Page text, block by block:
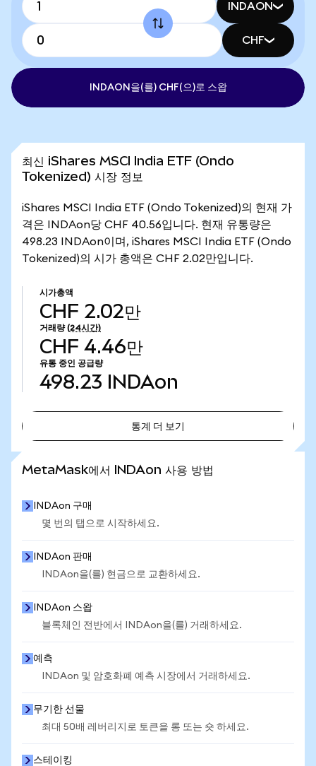
INDAON
CHF
INDAON을(를) CHF(으)로 스왑
최신 iShares MSCI India ETF (Ondo
Tokenized) 시장 정보
iShares MSCI India ETF (Ondo Tokenized)의 현재 가
격은 INDAon당 CHF 40.56입니다. 현재 유통량은
498.23 INDAon이며, iShares MSCI India ETF (Ondo
Tokenized)의 시가 총액은 CHF 2.02만입니다.
시가총액
CHF 2.02만
거래량 (24시간)
CHF 4.46만
유통 중인 공급량
498.23 INDAon
통계 더 보기
MetaMask에서 INDAon 사용 방법
INDAon 구매
몇 번의 탭으로 시작하세요.
INDAon 판매
INDAon을(를) 현금으로 교환하세요.
INDAon 스왑
블록체인 전반에서 INDAon을(를) 거래하세요.
예측
INDAon 및 암호화폐 예측 시장에서 거래하세요.
무기한 선물
최대 50배 레버리지로 토큰을 롱 또는 숏 하세요.
스테이킹